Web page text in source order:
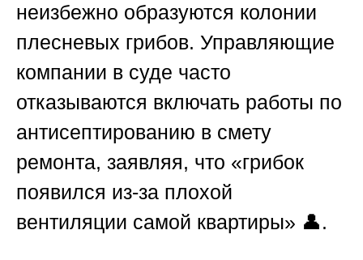
неизбежно образуются колонии
плесневых грибов. Управляющие
компании в суде часто
отказываются включать работы по
антисептированию в смету
ремонта, заявляя, что «грибок
появился из-за плохой
вентиляции самой квартиры» 👤.